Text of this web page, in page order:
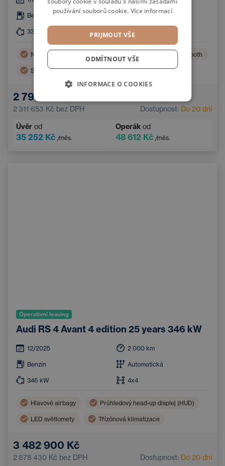
Benzín Automatická
331 kW 4x4
Navigace Vyhřívaná sedadla vzadu Bluetooth
Sportovní sedadla Handsfree
Elektricky nastavitelná sedadla
Elektricky nastavitelná bederní opěrka
2 797 100 Kč
2 311 653 Kč bez DPH Dostupnost: Do 20 dní
Úvěr od
35 252 Kč /měs.
Operák od
48 612 Kč /měs.
Operativní leasing
Audi RS 4 Avant 4 edition 25 years 346 kW
12/2025 2 000 km
Benzín Automatická
346 kW 4x4
Hlavové airbagy Průhledový head-up displej (HUD)
LED světlomety Třízónová klimatizace
El. sklopná vnější zrcátka
3 482 900 Kč
2 878 430 Kč bez DPH Dostupnost: Do 20 dní
používání souborů cookie. Více informací
PRIJMOUT VŠE
ODMÍTNOUT VŠE
INFORMACE O COOKIES